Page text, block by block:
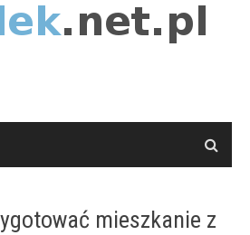
mieszkanie z